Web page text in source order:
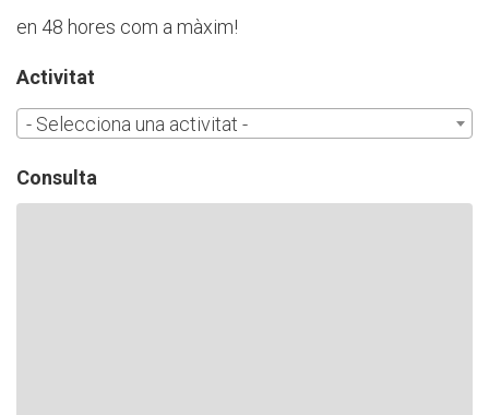
en 48 hores com a màxim!
Activitat
- Selecciona una activitat -
Consulta